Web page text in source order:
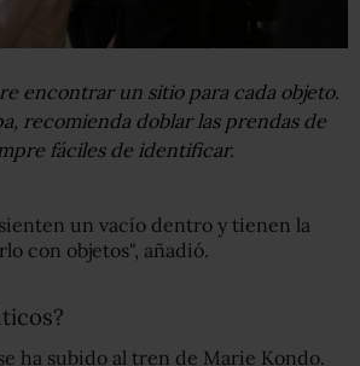
encontrar un sitio para cada objeto.
recomienda doblar las prendas de
fáciles de identificar.
un vacío dentro y tienen la
con objetos", añadió.
ha subido al tren de Marie Kondo.